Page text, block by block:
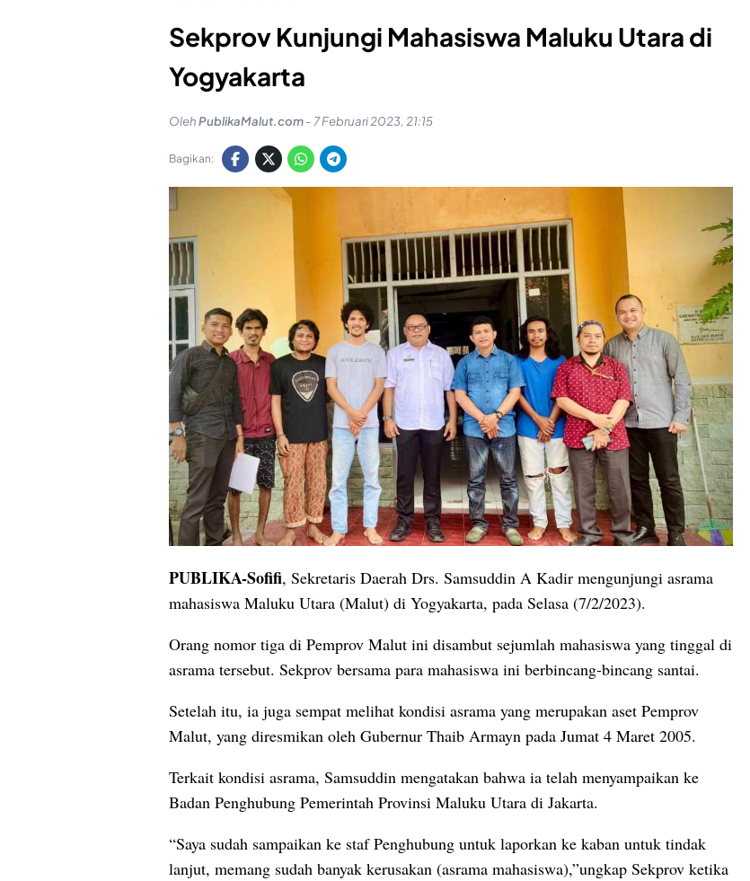
Sekprov Kunjungi Mahasiswa Maluku Utara di
Yogyakarta
OlehPublikaMalut.com- 7 Februari 2023, 21:15
Bagikan:
PUBLIKA-Sofifi, Sekretaris Daerah Drs. Samsuddin A Kadir mengunjungi asrama
mahasiswa Maluku Utara (Malut) di Yogyakarta, pada Selasa (7/2/2023).
Orang nomor tiga di Pemprov Malut ini disambut sejumlah mahasiswa yang tinggal di
asrama tersebut. Sekprov bersama para mahasiswa ini berbincang-bincang santai.
Setelah itu, ia juga sempat melihat kondisi asrama yang merupakan aset Pemprov
Malut, yang diresmikan oleh Gubernur Thaib Armayn pada Jumat 4 Maret 2005.
Terkait kondisi asrama, Samsuddin mengatakan bahwa ia telah menyampaikan ke
Badan Penghubung Pemerintah Provinsi Maluku Utara di Jakarta.
“Saya sudah sampaikan ke staf Penghubung untuk laporkan ke kaban untuk tindak
lanjut, memang sudah banyak kerusakan (asrama mahasiswa),”ungkap Sekprov ketika